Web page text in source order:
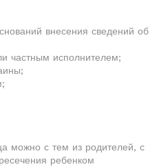
внесения сведений об
частным исполнителем;
можно с тем из родителей, с
ребенком